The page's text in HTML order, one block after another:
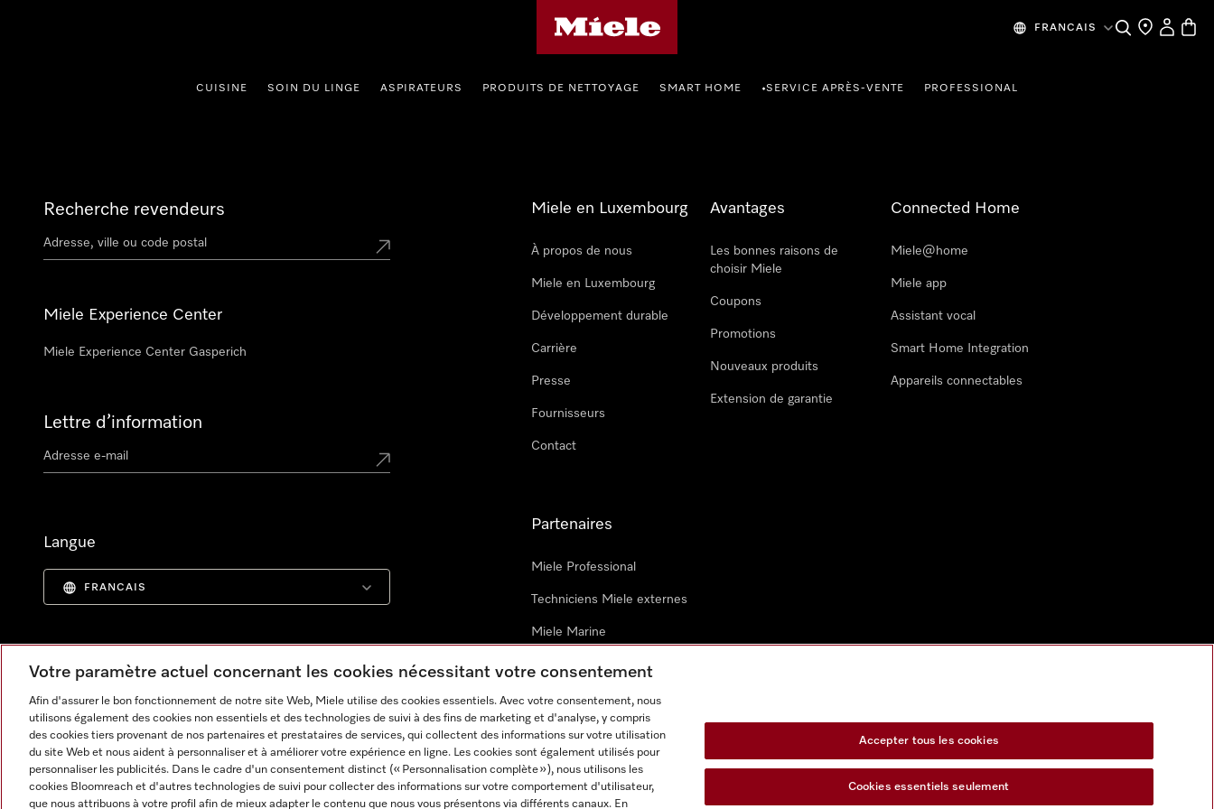
FRANCAIS Recherche
MesPanier
CUISINE SOIN DU LINGE ASPIRATEURS PRODUITS DE NETTOYAGE SMART HOME •SERVICE APRÈS-VENTE PROFESSIONAL
Recherche revendeurs
Miele Experience Center
Miele Experience Center Gasperich
Lettre d’information
Langue
FRANCAIS
Miele en Luxembourg
À propos de nous
Miele en Luxembourg
Développement durable
Carrière
Presse
Fournisseurs
Contact
Avantages
Les bonnes raisons de
choisir Miele
Coupons
Promotions
Nouveaux produits
Extension de garantie
Connected Home
Miele@home
Miele app
Assistant vocal
Smart Home Integration
Appareils connectables
Partenaires
Miele Professional
Techniciens Miele externes
Miele Marine
Architectes & promoteurs
Informations légales CGV Protection des données Conditions d’utilisation Déclaration d'accessibilité
Formulaire de rétractation
Votre paramètre actuel concernant les cookies nécessitant votre consentement
Afin d'assurer le bon fonctionnement de notre site Web, Miele utilise des cookies essentiels. Avec votre consentement, nous
utilisons également des cookies non essentiels et des technologies de suivi à des fins de marketing et d'analyse, y compris
des cookies tiers provenant de nos partenaires et prestataires de services, qui collectent des informations sur votre utilisation
du site Web et nous aident à personnaliser et à améliorer votre expérience en ligne. Les cookies sont également utilisés pour
personnaliser les publicités. Dans le cadre d'un consentement distinct (« Personnalisation complète »), nous utilisons les
cookies Bloomreach et d'autres technologies de suivi pour collecter des informations sur votre comportement d'utilisateur,
que nous attribuons à votre profil afin de mieux adapter le contenu que nous vous présentons via différents canaux. En
Accepter tous les cookies
Cookies essentiels seulement